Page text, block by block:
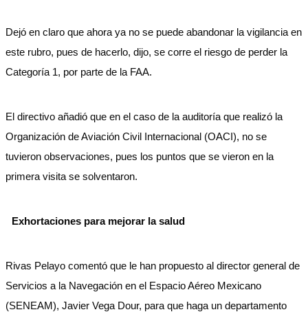
Dejó en claro que ahora ya no se puede abandonar la vigilancia en
este rubro, pues de hacerlo, dijo, se corre el riesgo de perder la
Categoría 1, por parte de la FAA.
El directivo añadió que en el caso de la auditoría que realizó la
Organización de Aviación Civil Internacional (OACI), no se
tuvieron observaciones, pues los puntos que se vieron en la
primera visita se solventaron.
Exhortaciones para mejorar la salud
Rivas Pelayo comentó que le han propuesto al director general de
Servicios a la Navegación en el Espacio Aéreo Mexicano
(SENEAM), Javier Vega Dour, para que haga un departamento